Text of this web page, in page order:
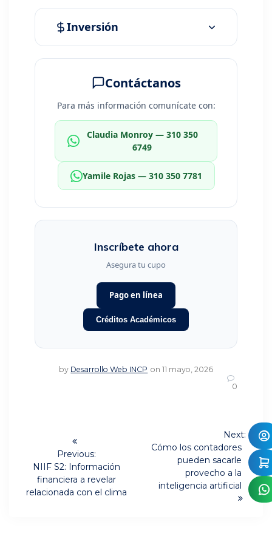
Inversión
Contáctanos
Para más información comunícate con:
Claudia Monroy — 310 350
6749
Yamile Rojas — 310 350 7781
Inscríbete ahora
Asegura tu cupo
Pago en línea
Créditos Académicos
by Desarrollo Web INCP on 11 mayo, 2026
0
entradas
Previous:
Previous
post:
NIIF S2: Información
financiera a revelar
relacionada con el clima
Next:
Next
Cómo los contadores
pueden sacarle
provecho a la
inteligencia artificial